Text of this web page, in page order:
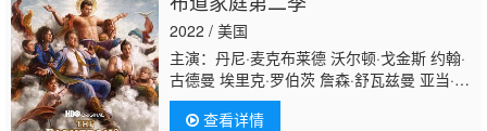
2022 / 美国
主演：丹尼·麦克布莱德 沃尔顿·戈金斯 约翰·
古德曼 埃里克·罗伯茨 詹森·舒瓦兹曼 亚当·德
维尼 埃里克·安德烈 Mary Hollis Inboden 罗达
·格里菲丝 Miles Burris 艾希礼·勒孔特·坎贝
查看详情